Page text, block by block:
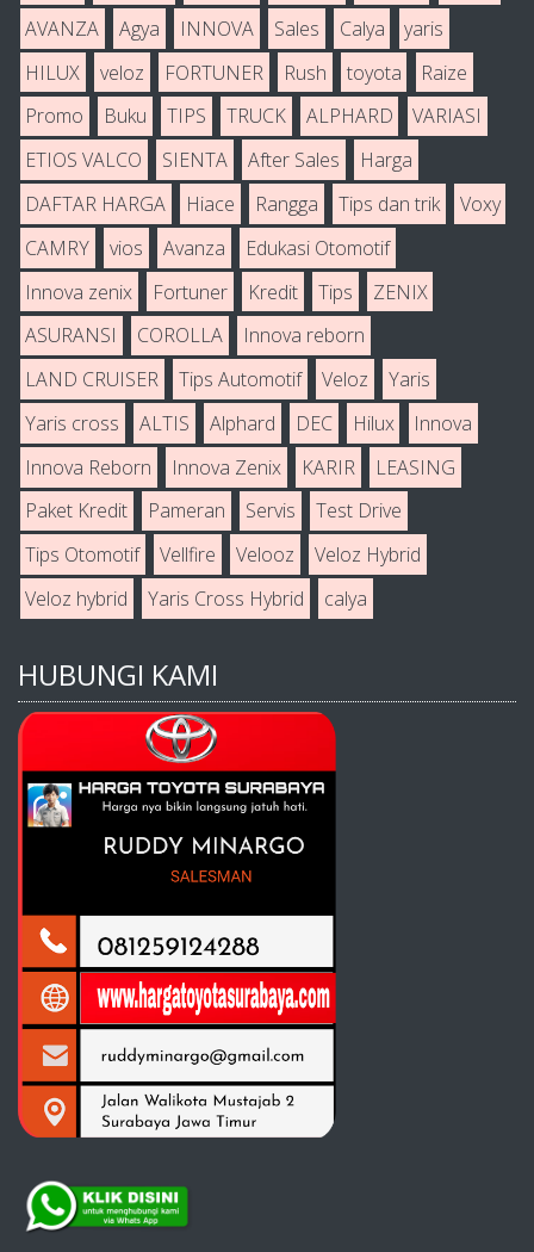
AVANZA
Agya INNOVA Sales Calya
yaris
HILUX
veloz FORTUNER Rush toyota
Raize
Promo
Buku TIPS TRUCK ALPHARD
VARIASI
ETIOS VALCO
SIENTA After Sales
Harga
DAFTAR HARGA
Hiace Rangga Tips dan trik
Voxy
CAMRY
vios Avanza
Edukasi Otomotif
Innova zenix
Fortuner Kredit Tips
ZENIX
ASURANSI
COROLLA
Innova reborn
LAND CRUISER
Tips Automotif Veloz
Yaris
Yaris cross
ALTIS Alphard DEC Hilux
Innova
Innova Reborn
Innova Zenix KARIR
LEASING
Paket Kredit
Pameran Servis
Test Drive
Tips Otomotif
Vellfire Velooz
Veloz Hybrid
Veloz hybrid
Yaris Cross Hybrid calya
HUBUNGI KAMI